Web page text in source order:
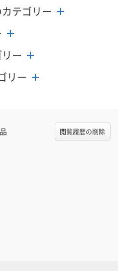
数量
テゴリー
ー
リー
閲覧履歴の削除